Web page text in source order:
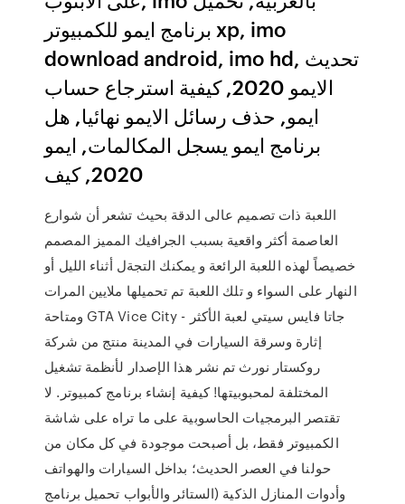
برنامج ايمو للكمبيوتر xp, imo
download android, imo hd, تحديث
الايمو 2020, كيفية استرجاع حساب
ايمو, حذف رسائل الايمو نهائيا, هل
برنامج ايمو يسجل المكالمات, ايمو
2020, كيف
اللعبة ذات تصميم عالى الدقة بحيث تشعر أن شوارع
العاصمة أكثر واقعية بسبب الجرافيك المميز المصمم
خصيصاً لهذه اللعبة الرائعة و يمكنك التجةل أثناء الليل أو
النهار على السواء و تلك اللعبة تم تحميلها ملايين المرات
ومتاحة GTA Vice City - جاتا فايس سيتي لعبة الأكثر
إثارة وسرقة السيارات في المدينة منتج من شركة
روكستار نورث تم نشر هذا الإصدار لأنظمة تشغيل
المختلفة لمحبوبيتها! كيفية إنشاء برنامج كمبيوتر. لا
تقتصر البرمجيات الحاسوبية على ما تراه على شاشة
الكمبيوتر فقط، بل أصبحت موجودة في كل مكان من
حولنا في العصر الحديث؛ بداخل السيارات والهواتف
وأدوات المنازل الذكية (الستائر والأبواب تحميل برنامج